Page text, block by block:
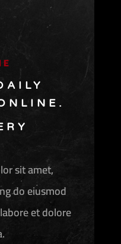
sit amet,
do eiusmod
et dolore